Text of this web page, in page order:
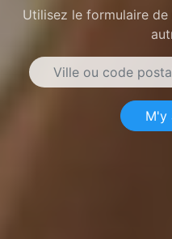
Utilisez le formulaire
M'y